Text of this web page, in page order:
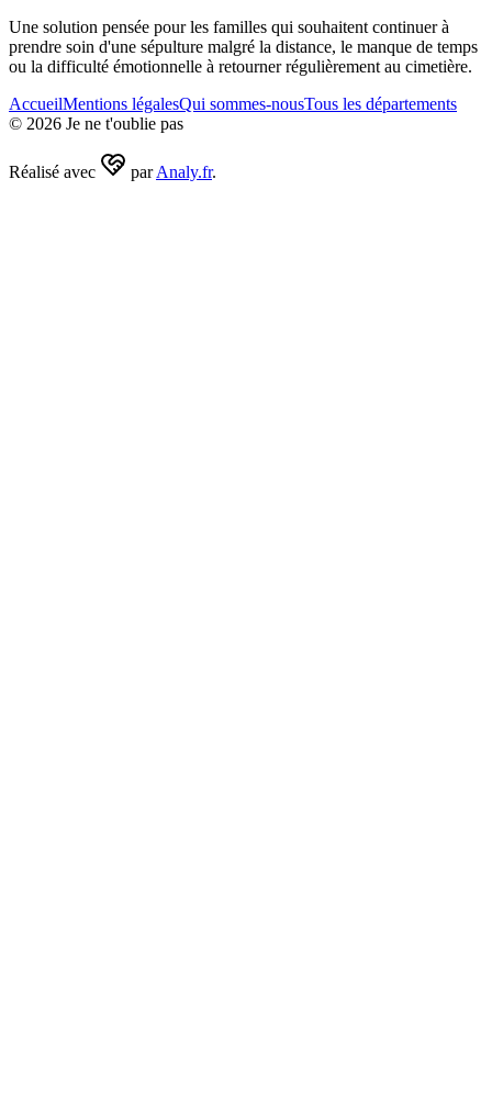
Une solution pensée pour les familles qui souhaitent continuer à
prendre soin d'une sépulture malgré la distance, le manque de temps
ou la difficulté émotionnelle à retourner régulièrement au cimetière.
AccueilMentions légalesQui sommes-nousTous les départements
© 2026 Je ne t'oublie pas
Réalisé avec par Analy.fr.